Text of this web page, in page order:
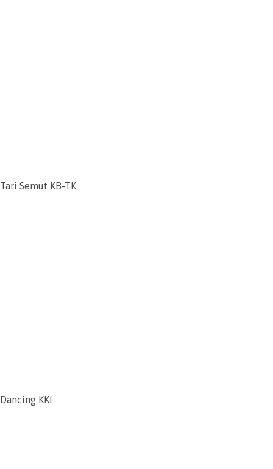
Tari Semut KB-TK
Dancing KKI